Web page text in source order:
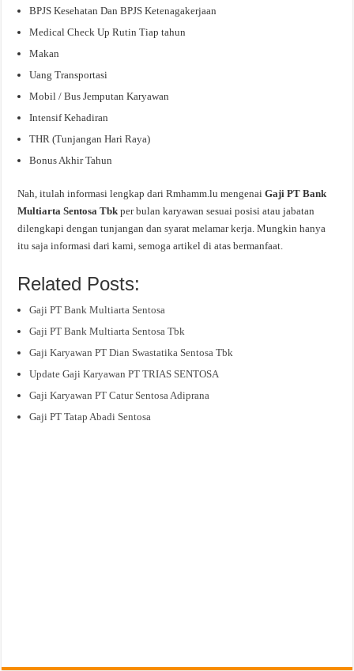
BPJS Kesehatan Dan BPJS Ketenagakerjaan
Medical Check Up Rutin Tiap tahun
Makan
Uang Transportasi
Mobil / Bus Jemputan Karyawan
Intensif Kehadiran
THR (Tunjangan Hari Raya)
Bonus Akhir Tahun
Nah, itulah informasi lengkap dari Rmhamm.lu mengenaiGaji PT Bank
Multiarta Sentosa Tbkper bulan karyawan sesuai posisi atau jabatan
dilengkapi dengan tunjangan dan syarat melamar kerja. Mungkin hanya
itu saja informasi dari kami, semoga artikel di atas bermanfaat.
Related Posts:
Gaji PT Bank Multiarta Sentosa
Gaji PT Bank Multiarta Sentosa Tbk
Gaji Karyawan PT Dian Swastatika Sentosa Tbk
Update Gaji Karyawan PT TRIAS SENTOSA
Gaji Karyawan PT Catur Sentosa Adiprana
Gaji PT Tatap Abadi Sentosa